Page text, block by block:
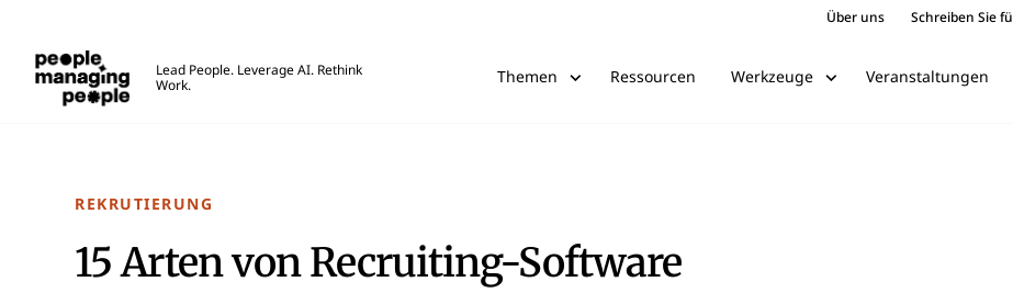
Über uns Schreiben Sie
Lead People. Leverage AI. Rethink
Work.
Themen Ressourcen Werkzeuge Veranstaltungen
REKRUTIERUNG
15 Arten von Recruiting-Software